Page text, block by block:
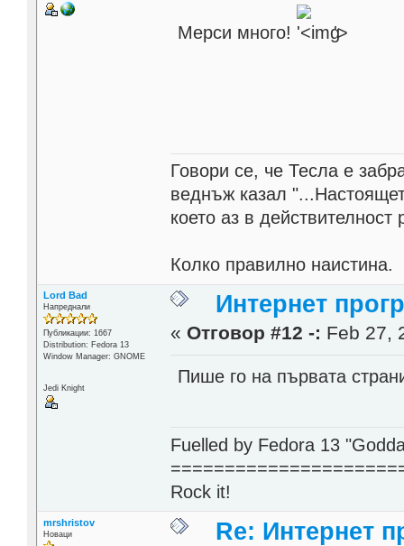
Мерси много! '>
Говори се, че Тесла е
веднъж казал
което аз в
Колко правилно наистина.
Lord Bad
Напреднали
Публикации: 1667
Distribution: Fedora 13
Window Manager: GNOME
Jedi Knight
Интернет
« Отговор #12 -: Feb 27,
Пише го на първата
Fuelled by Fedora 13
Rock it!
mrshristov
Новаци Re: Интернет